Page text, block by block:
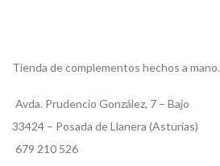
Tienda de complementos hechos a mano.
Avda. Prudencio González, 7 – Bajo
33424 – Posada de Llanera (Asturias)
679 210 526